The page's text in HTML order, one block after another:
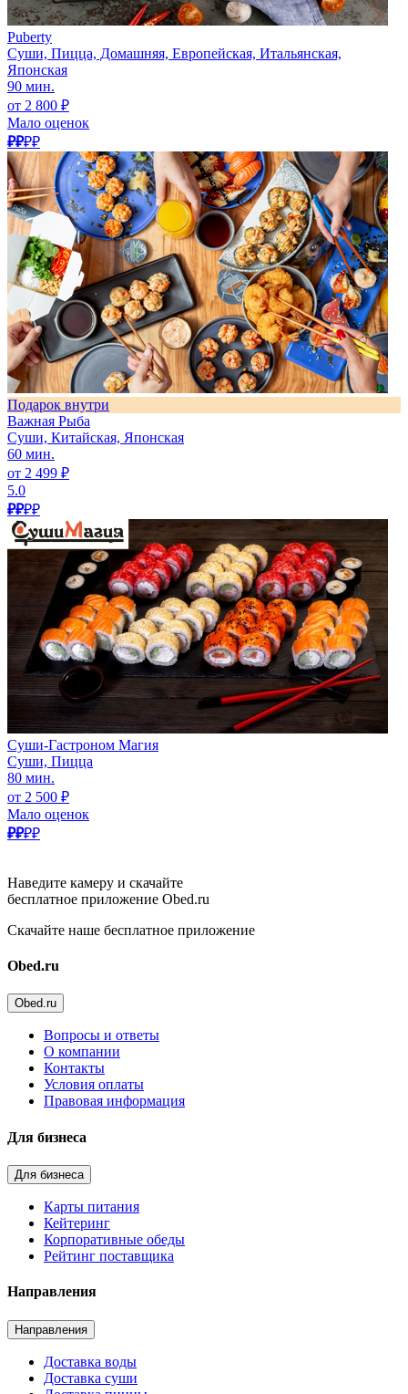
Puberty
Суши, Пицца, Домашняя, Европейская, Итальянская,
Японская
90 мин.
от 2 800 ₽
Мало оценок
₽₽₽₽
Подарок внутри
Важная Рыба
Суши, Китайская, Японская
60 мин.
от 2 499 ₽
5.0
₽₽₽₽
Суши-Гастроном Магия
Суши, Пицца
80 мин.
от 2 500 ₽
Мало оценок
₽₽₽₽
Наведите камеру и скачайте
бесплатное приложение Obed.ru
Скачайте наше бесплатное приложение
Obed.ru
Obed.ru
Вопросы и ответы
О компании
Контакты
Условия оплаты
Правовая информация
Для бизнеса
Для бизнеса
Карты питания
Кейтеринг
Корпоративные обеды
Рейтинг поставщика
Направления
Направления
Доставка воды
Доставка суши